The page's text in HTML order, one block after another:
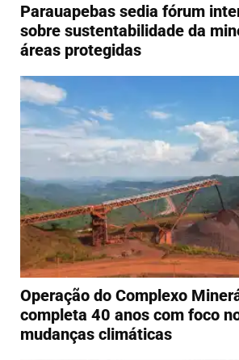
Parauapebas sedia fórum
sobre sustentabilidade da
áreas protegidas
Operação do Complexo
completa 40 anos com foco
mudanças climáticas